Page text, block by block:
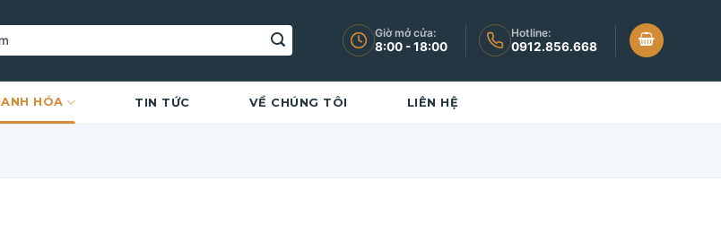
Giờ mở cửa:
8:00 - 18:00
Hotline:
0912.856.668
HÓA TIN TỨC VỀ CHÚNG TÔI LIÊN HỆ